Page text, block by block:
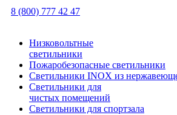
8 (800) 777 42 47
Низковольтные
светильники
Пожаробезопасные светильники
Светильники INOX из
Светильники для
чистых помещений
Светильники для спортзала